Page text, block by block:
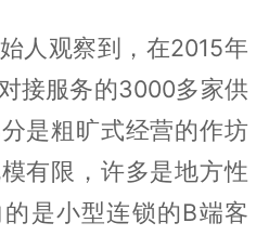
人观察到，在2015年
接服务的3000多家供
是粗旷式经营的作坊
有限，许多是地方性
是小型连锁的B端客